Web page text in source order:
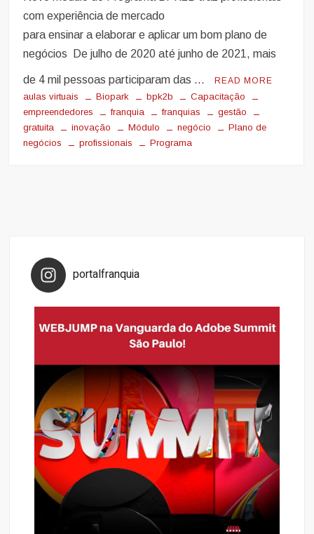
com experiência de mercado
para ensinar a elaborar e aplicar um bom plano de
negócios De julho de 2020 até junho de 2021, mais
de 4 mil pessoas participaram das … READ MORE
aulas virtuais Biopark bpk2b
Capacitação
empreendedores
franquia franquias
gestão
gratuita
inovação Módulo negócio
Plano de
negócios
profissionais Programa
portalfranquia